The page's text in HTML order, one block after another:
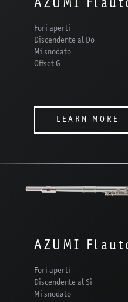
AZUMI
Fori aperti
Discendente al Do
Mi snodato
Offset G
LEARN MORE
AZUMI
Fori aperti
Discendente al Si
Mi snodato